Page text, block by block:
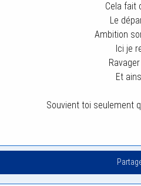
Cela fait
Le
Ambition
Ici je
Et
Souvient toi seulement